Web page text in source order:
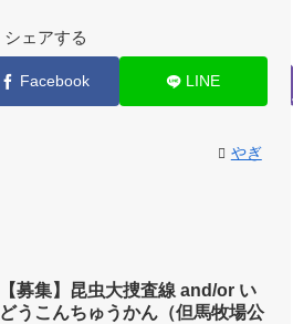
シェアする
Facebook LINE
やぎ
【募集】昆虫大捜査線 and/or い
どうこんちゅうかん（但馬牧場公